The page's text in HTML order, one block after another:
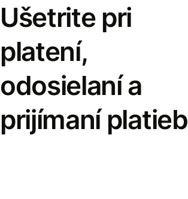
Ušetrite pri
platení,
odosielaní a
prijímaní platieb